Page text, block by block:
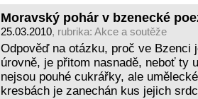
Moravský pohár v bzenecké
25.03.2010, rubrika: Akce a soutěže
Odpověď na otázku, proč ve Bzenci
úrovně, je přitom nasnadě, neboť ty
nejsou pouhé cukrářky, ale
kresbách je zanechán kus jejich